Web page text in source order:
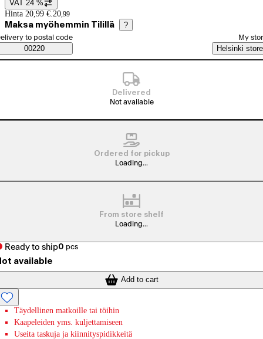
Price details
VAT 24 %
Hinta 20,99 €. 20,99
Maksa myöhemmin Tilillä ?
Saatavuustiedot
order method
to postal code
00220
My
Helsinki store
Delivered
Not available
Ordered for pickup
Loading...
From store shelf
Loading...
Ready to ship0 pcs
available
Add to cart
Täydellinen matkoille tai töihin
Kaapeleiden yms. kuljettamiseen
Useita taskuja ja kiinnityspidikkeitä